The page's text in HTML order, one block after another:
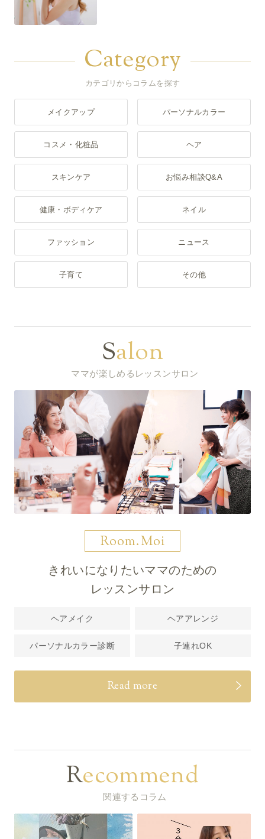
Category
カテゴリからコラムを探す
メイクアップ パーソナルカラー
コスメ・化粧品 ヘア
スキンケア お悩み相談Q&A
健康・ボディケア ネイル
ファッション ニュース
子育て その他
Salon
ママが楽しめるレッスンサロン
Room.Moi
きれいになりたいママのための
レッスンサロン
ヘアメイク ヘアアレンジ
パーソナルカラー診断 子連れOK
Read more
Recommend
関連するコラム